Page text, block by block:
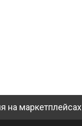
на маркетплейсах